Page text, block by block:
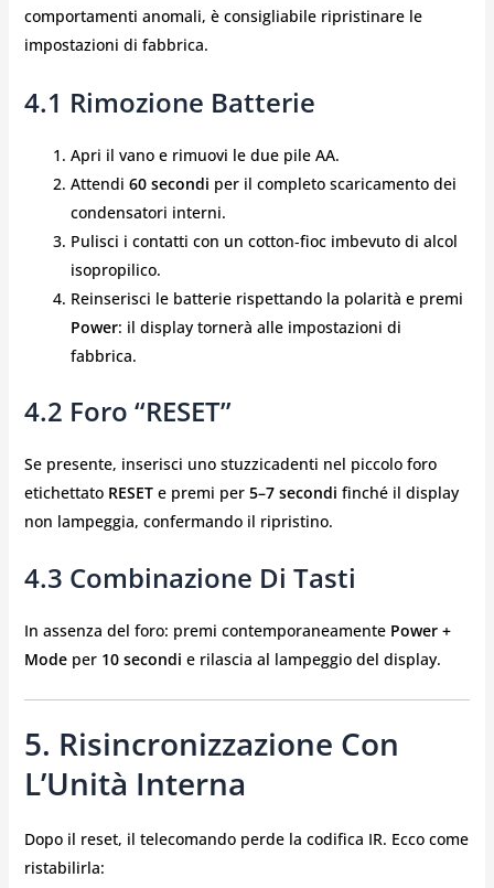
comportamenti anomali, è consigliabile ripristinare le
impostazioni di fabbrica.
4.1 Rimozione Batterie
Apri il vano e rimuovi le due pile AA.
Attendi 60 secondi per il completo scaricamento dei
condensatori interni.
Pulisci i contatti con un cotton‑fioc imbevuto di alcol
isopropilico.
Reinserisci le batterie rispettando la polarità e premi
Power: il display tornerà alle impostazioni di
fabbrica.
4.2 Foro “RESET”
Se presente, inserisci uno stuzzicadenti nel piccolo foro
etichettato RESETe premi per 5–7 secondi finché il display
non lampeggia, confermando il ripristino.
4.3 Combinazione Di Tasti
In assenza del foro: premi contemporaneamente Power +
Modeper 10 secondi e rilascia al lampeggio del display.
5. Risincronizzazione Con
L’Unità Interna
Dopo il reset, il telecomando perde la codifica IR. Ecco come
ristabilirla: